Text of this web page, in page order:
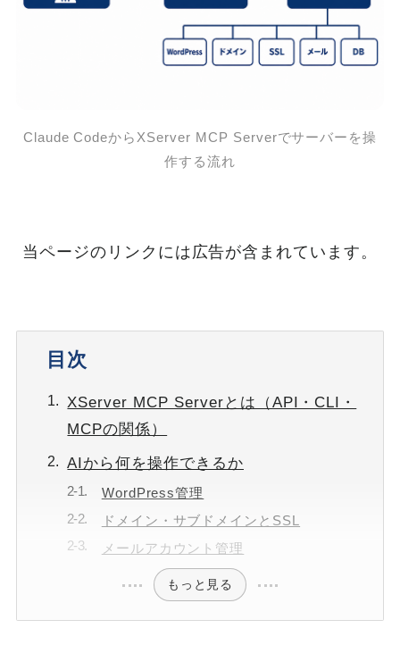
Claude CodeからXServer MCP Serverでサーバーを操
作する流れ
当ページのリンクには広告が含まれています。
目次
XServer MCP Serverとは（API・CLI・
MCPの関係）
AIから何を操作できるか
WordPress管理
ドメイン・サブドメインとSSL
メールアカウント管理
もっと見る